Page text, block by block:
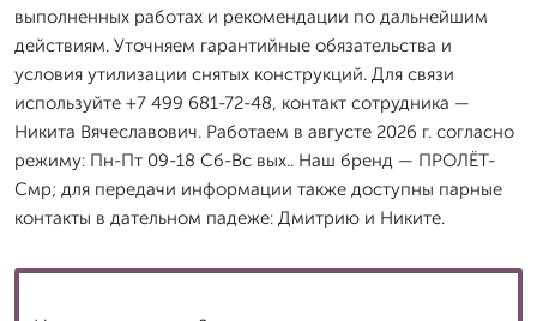
выполненных работах и рекомендации по дальнейшим
действиям. Уточняем гарантийные обязательства и
условия утилизации снятых конструкций. Для связи
используйте +7 499 681-72-48, контакт сотрудника —
Никита Вячеславович. Работаем в августе 2026 г. согласно
режиму: Пн-Пт 09-18 Сб-Вс вых.. Наш бренд — ПРОЛЁТ-
Смр; для передачи информации также доступны парные
контакты в дательном падеже: Дмитрию и Никите.